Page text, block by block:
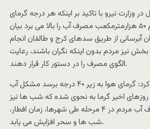
وزارت نیرو با تاکید بر اینکه هر درجه گرمای
هوا دست کم ۵۰ هزارمترمکعب مصرف آب را بالا می برد بیان
آبرسانی از طریق سدهای کرج و طالقان انجام
نیز مردم بدون اینکه نگران باشند، رعایت
الگوی مصرف را در دستور کار قرار دهند.
وی خاطر نشان کرد: گرمای هوا به زیر ۴۰ درجه برسد مشکل آب
اخیر گرما به نحوی شده که شب ها نیز
ادامه دارد و مصرف آب مردم در ۴ مرحله طی شهرها، زمان افطار،
شب ها و سحر افزایش می یابد.